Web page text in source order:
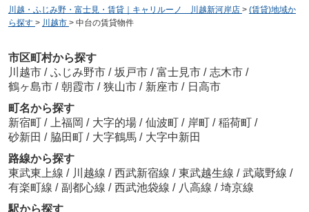
川越・ふじみ野・富士見・賃貸｜キャリルーノ 川越新河岸店 > (賃貸)地域か
ら探す > 川越市 > 中台の賃貸物件
市区町村から探す
川越市 / ふじみ野市 / 坂戸市 / 富士見市 / 志木市 /
鶴ヶ島市 / 朝霞市 / 狭山市 / 新座市 / 日高市
町名から探す
新宿町 / 上福岡 / 大字的場 / 仙波町 / 岸町 / 稲荷町 /
砂新田 / 脇田町 / 大字鶴馬 / 大字中新田
路線から探す
東武東上線 / 川越線 / 西武新宿線 / 東武越生線 / 武蔵野線 /
有楽町線 / 副都心線 / 西武池袋線 / 八高線 / 埼京線
駅から探す